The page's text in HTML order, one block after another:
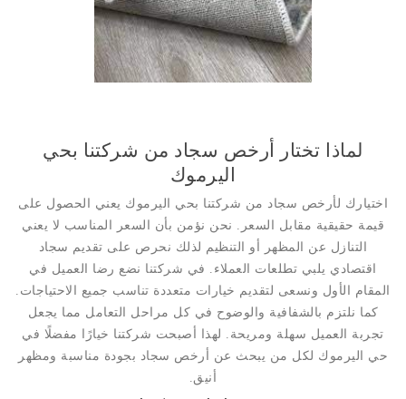
لماذا تختار أرخص سجاد من شركتنا بحي
اليرموك
اختيارك لأرخص سجاد من شركتنا بحي اليرموك يعني الحصول على
قيمة حقيقية مقابل السعر. نحن نؤمن بأن السعر المناسب لا يعني
التنازل عن المظهر أو التنظيم لذلك نحرص على تقديم سجاد
اقتصادي يلبي تطلعات العملاء. في شركتنا نضع رضا العميل في
المقام الأول ونسعى لتقديم خيارات متعددة تناسب جميع الاحتياجات.
كما نلتزم بالشفافية والوضوح في كل مراحل التعامل مما يجعل
تجربة العميل سهلة ومريحة. لهذا أصبحت شركتنا خيارًا مفضلًا في
حي اليرموك لكل من يبحث عن أرخص سجاد بجودة مناسبة ومظهر
أنيق.